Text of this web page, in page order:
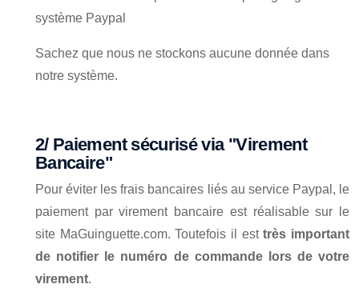
système Paypal
Sachez que nous ne stockons aucune donnée dans
notre système.
2/ Paiement sécurisé via "Virement
Bancaire"
Pour éviter les frais bancaires liés au service Paypal, le
paiement par virement bancaire est réalisable sur le
site MaGuinguette.com. Toutefois il esttrès important
de notifier le numéro de commande lors de votre
virement.